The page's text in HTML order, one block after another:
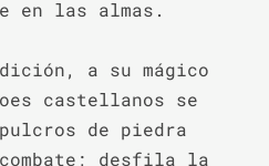
en las almas.
a su mágico
castellanos se
de piedra
desfila la